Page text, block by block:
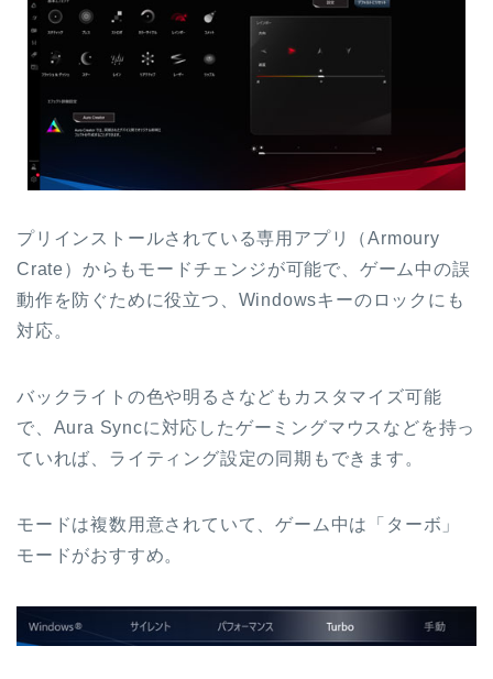
プリインストールされている専用アプリ（Armoury
Crate）からもモードチェンジが可能で、ゲーム中の誤
動作を防ぐために役立つ、Windowsキーのロックにも
対応。
バックライトの色や明るさなどもカスタマイズ可能
で、Aura Syncに対応したゲーミングマウスなどを持っ
ていれば、ライティング設定の同期もできます。
モードは複数用意されていて、ゲーム中は「ターボ」
モードがおすすめ。